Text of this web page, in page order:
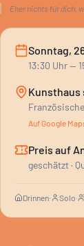
Eher nichts für dich,
Sonntag,
13:30 Uhr—
Kunsthaus
Auf Google
Preis auf
geschätzt ·
Drinnen· Solo·